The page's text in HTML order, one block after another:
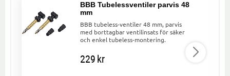
BBB Tubelessventiler parvis 48
mm
BBB tubeless-ventiler 48 mm, parvis
med borttagbar ventilinsats för säker
och enkel tubeless-montering.
229kr